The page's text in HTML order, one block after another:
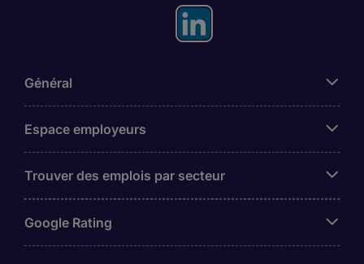
Général
Espace employeurs
Trouver des emplois par secteur
Google Rating